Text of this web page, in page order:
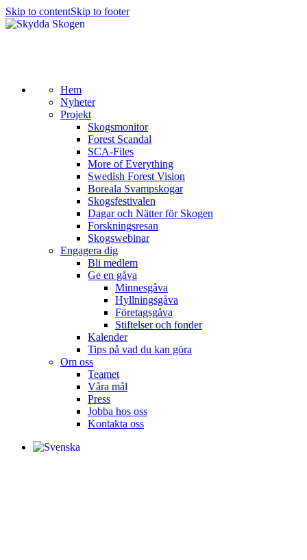
Skip to contentSkip to footer
Hem
Nyheter
Projekt
Skogsmonitor
Forest Scandal
SCA-Files
More of Everything
Swedish Forest Vision
Boreala Svampskogar
Skogsfestivalen
Dagar och Nätter för Skogen
Forskningsresan
Skogswebinar
Engagera dig
Bli medlem
Ge en gåva
Minnesgåva
Hyllningsgåva
Företagsgåva
Stiftelser och fonder
Kalender
Tips på vad du kan göra
Om oss
Teamet
Våra mål​
Press
Jobba hos oss
Kontakta oss